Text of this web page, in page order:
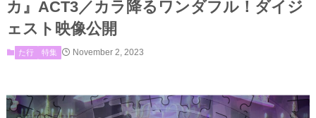
カ』ACT3／カラ降るワンダフル！ダイジ
ェスト映像公開
た行 特集 November 2, 2023